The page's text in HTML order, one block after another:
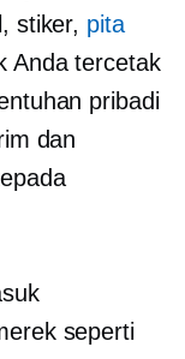
stiker, pita
Anda tercetak
pribadi
dan
seperti